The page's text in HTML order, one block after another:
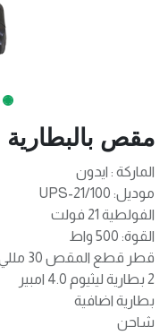
مقص بالبطارية UPS-21/100
الماركة : ايدون
موديل: UPS-21/100
الفولطية 21 فولت
القوة: 500 واط
قطر قطع المقص 30 مللي متر
2 بطارية ليثيوم 4.0 امبير
بطارية اضافية
شاحن